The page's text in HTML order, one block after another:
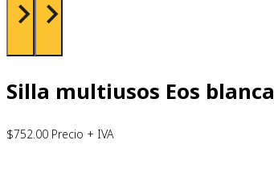
Silla multiusos Eos blanca
$752.00 Precio + IVA